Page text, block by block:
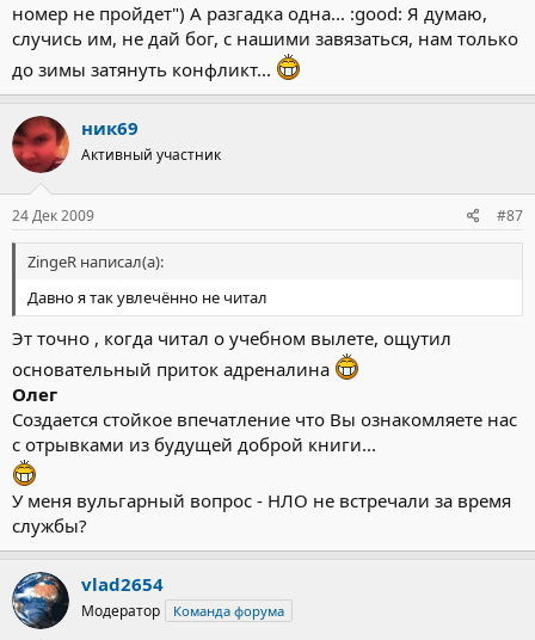
номер не пройдет") А разгадка одна... :good: Я думаю,
случись им, не дай бог, с нашими завязаться, нам только
до зимы затянуть конфликт...
ник69
Активный участник
24 Дек 2009 #87
ZingeR написал(а):
Давно я так увлечённо не читал
Эт точно , когда читал о учебном вылете, ощутил
основательный приток адреналина
Олег
Создается стойкое впечатление что Вы ознакомляете нас
с отрывками из будущей доброй книги...
У меня вульгарный вопрос - НЛО не встречали за время
службы?
vlad2654
Модератор Команда форума